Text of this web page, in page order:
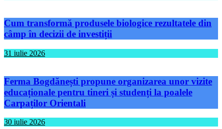
Cum transformă produsele biologice rezultatele din
câmp în decizii de investiții
31 iulie 2026
Ferma Bogdănești propune organizarea unor vizite
educaționale pentru tineri și studenți la poalele
Carpaților Orientali
30 iulie 2026